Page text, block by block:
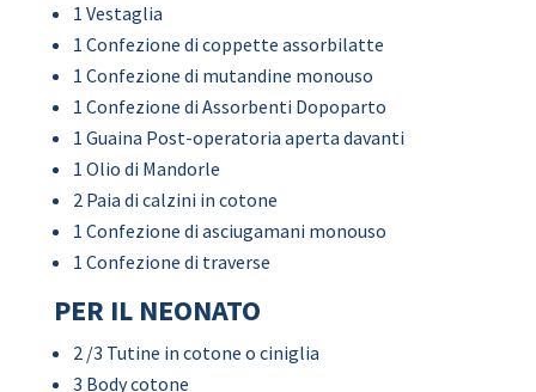
1 Vestaglia
1 Confezione di coppette assorbilatte
1 Confezione di mutandine monouso
1 Confezione di Assorbenti Dopoparto
1 Guaina Post-operatoria aperta davanti
1 Olio di Mandorle
2 Paia di calzini in cotone
1 Confezione di asciugamani monouso
1 Confezione di traverse
PER IL NEONATO
2 /3 Tutine in cotone o ciniglia
3 Body cotone